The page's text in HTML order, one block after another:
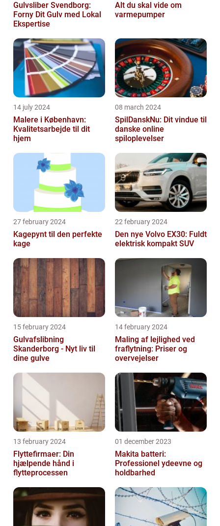
Gulvsliber Svendborg:
Forny Dit Gulv med Lokal
Ekspertise
Alt du skal vide om
varmepumper
14 july 2024
Malere i København:
Kvalitetsarbejde til dit
hjem
08 march 2024
SpilDanskNu: Dit vindue til
danske online
spiloplevelser
27 february 2024
Kagepynt til den perfekte
kage
22 february 2024
Den nye Volvo EX30: Fuldt
elektrisk kompakt SUV
15 february 2024
Gulvafslibning
Skanderborg - Nyt liv til
dine gulve
14 february 2024
Maling af lejlighed ved
fraflytning: Priser og
overvejelser
13 february 2024
Flyttefirmaer: Din
hjælpende hånd i
flytteprocessen
01 december 2023
Makita batteri:
Professionel ydeevne og
holdbarhed